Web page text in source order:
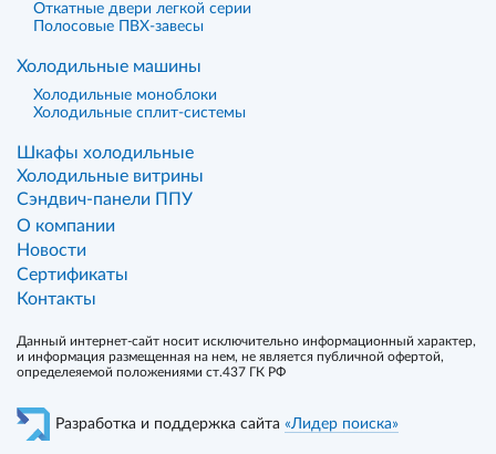
Откатные двери легкой серии
Полосовые ПВХ-завесы
Холодильные машины
Холодильные моноблоки
Холодильные сплит-системы
Шкафы холодильные
Холодильные витрины
Сэндвич-панели ППУ
О компании
Новости
Сертификаты
Контакты
Данный интернет-сайт носит исключительно информационный характер,
и информация размещенная на нем, не является публичной офертой,
определеяемой положениями ст.437 ГК РФ
Разработка и поддержка сайта «Лидер поиска»